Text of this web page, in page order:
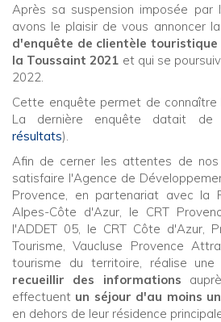
Après sa suspension imposée par
avons le plaisir de vous annoncer la
d'enquête de clientèle
la Toussaint 2021 et qui se
2022.
Cette enquête permet de connaître
La dernière enquête datait de
résultats).
Afin de cerner les attentes de
satisfaire l'Agence de
Provence, en partenariat avec la
Alpes-Côte d'Azur, le CRT
l'ADDET 05, le CRT Côte d'Azur,
Tourisme, Vaucluse Provence
tourisme du territoire, réalise une
recueillir des informations
effectuent un séjour d'au moins
en dehors de leur résidence